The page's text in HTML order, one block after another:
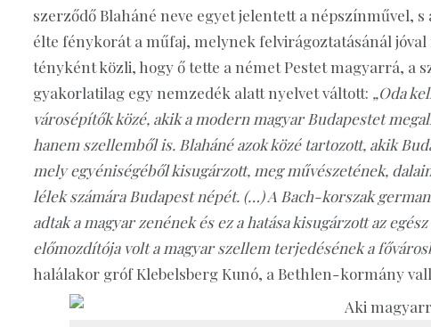
szerződő Blaháné neve egyet jelentett a népszínművel,
élte fénykorát a műfaj, melynek felvirágoztatásánál
tényként közli, hogy ő tette a német Pestet magyarrá, a
gyakorlatilag egy nemzedék alatt nyelvet váltott: „Oda
városépítők közé, akik a modern magyar Budapestet
hanem szellemből is. Blaháné azok közé tartozott, akik
mely egyéniségéből kisugárzott, meg művészetének,
lélek számára Budapest népét. (…) A Bach-korszak
adtak a magyar zenének és ez a hatása kisugárzott az
előmozdítója volt a magyar szellem terjedésének a
halálakor gróf Klebelsberg Kunó, a Bethlen-kormány